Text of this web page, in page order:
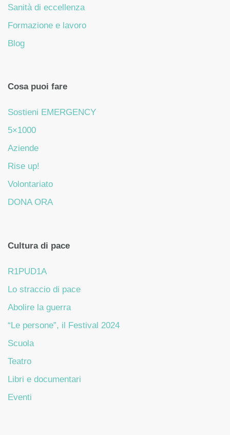
Sanità di eccellenza
Formazione e lavoro
Blog
Cosa puoi fare
Sostieni EMERGENCY
5×1000
Aziende
Rise up!
Volontariato
DONA ORA
Cultura di pace
R1PUD1A
Lo straccio di pace
Abolire la guerra
“Le persone”, il Festival 2024
Scuola
Teatro
Libri e documentari
Eventi